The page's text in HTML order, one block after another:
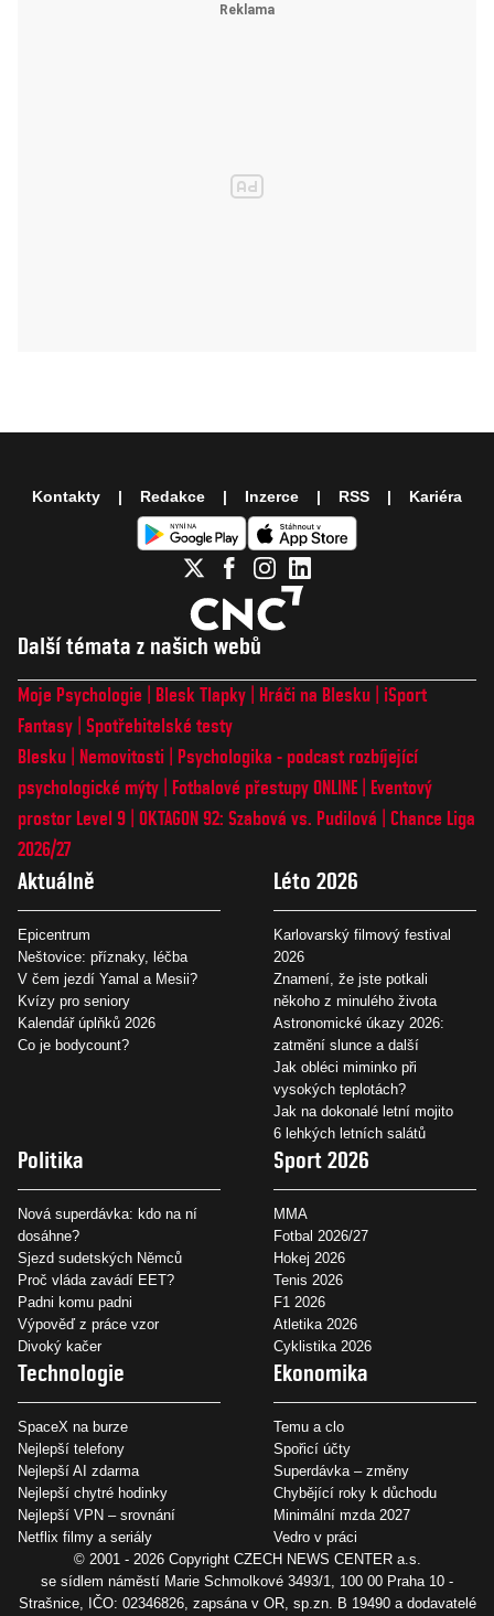
Další témata z našich webů
Moje Psychologie Blesk Tlapky Hráči na Blesku
iSport
Fantasy Spotřebitelské testy
Blesku
Nemovitosti
Psychologika - podcast rozbíjející
psychologické mýty
Fotbalové přestupy ONLINE
Eventový
prostor Level 9 OKTAGON 92: Szabová vs. Pudilová
Chance Liga
2026/27
Aktuálně
Epicentrum
Neštovice: příznaky, léčba
V čem jezdí Yamal a Mesii?
Kvízy pro seniory
Kalendář úplňků 2026
Co je bodycount?
Léto 2026
Karlovarský filmový festival
2026
Znamení, že jste potkali
někoho z minulého života
Astronomické úkazy 2026:
zatmění slunce a další
Jak obléci miminko při
vysokých teplotách?
Jak na dokonalé letní mojito
6 lehkých letních salátů
Politika
Nová superdávka: kdo na ní
dosáhne?
Sjezd sudetských Němců
Proč vláda zavádí EET?
Padni komu padni
Výpověď z práce vzor
Divoký kačer
Sport 2026
MMA
Fotbal 2026/27
Hokej 2026
Tenis 2026
F1 2026
Atletika 2026
Cyklistika 2026
Technologie
SpaceX na burze
Nejlepší telefony
Nejlepší AI zdarma
Nejlepší chytré hodinky
Nejlepší VPN – srovnání
Netflix filmy a seriály
Ekonomika
Temu a clo
Spořicí účty
Superdávka – změny
Chybějící roky k důchodu
Minimální mzda 2027
Vedro v práci
Kontakty Redakce Inzerce RSS Kariéra
© 2001 - 2026 Copyright CZECH NEWS CENTER a.s.
se sídlem náměstí Marie Schmolkové 3493/1, 100 00 Praha 10 -
Strašnice, IČO: 02346826, zapsána v OR, sp.zn. B 19490 a dodavatelé